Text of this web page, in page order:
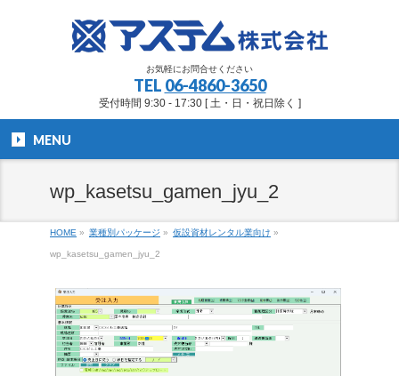
お気軽にお問合せください
TEL 06-4860-3650
受付時間 9:30 - 17:30 [ 土・日・祝日除く ]
MENU
wp_kasetsu_gamen_jyu_2
HOME » 業種別パッケージ » 仮設資材レンタル業向け »
wp_kasetsu_gamen_jyu_2